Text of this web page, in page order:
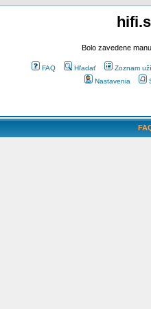
Bolo zavedene
FAQ Hľadať Zoznam
Nastavenia